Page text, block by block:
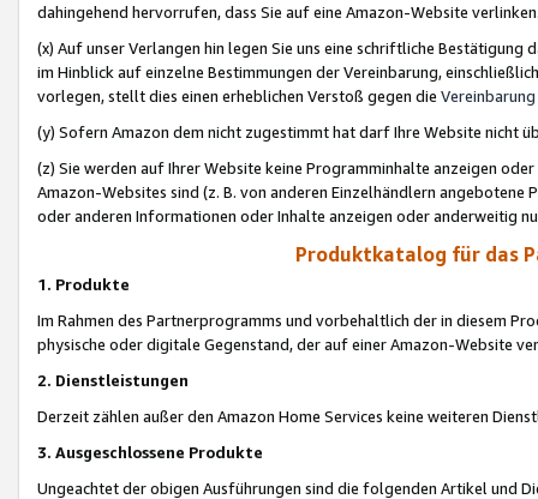
dahingehend hervorrufen, dass Sie auf eine Amazon-Website
(x) Auf unser Verlangen hin legen Sie uns eine schriftliche
im Hinblick auf einzelne Bestimmungen der Vereinbarung,
vorlegen, stellt dies einen erheblichen Verstoß gegen die Vereinbarung
(y) Sofern Amazon dem nicht zugestimmt hat darf Ihre Website nicht
(z) Sie werden auf Ihrer Website keine Programminhalte anzeigen
Amazon-Websites sind (z. B. von anderen Einzelhändlern
oder anderen Informationen oder Inhalte anzeigen oder anderweitig
Produktkatalog für das
1. Produkte
Im Rahmen des Partnerprogramms und vorbehaltlich der in diesem
physische oder digitale Gegenstand, der auf einer Amazon-Website
2. Dienstleistungen
Derzeit zählen außer den Amazon Home Services keine weiteren
3. Ausgeschlossene Produkte
Ungeachtet der obigen Ausführungen sind die folgenden Artikel und